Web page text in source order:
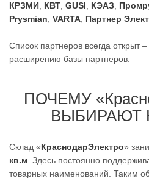
КРЗМИ КВТ GUSI КЭАЗ
Prysmian VARTA Партнер
Список партнеров всегда открыт
расширению базы партнеров.
ПОЧЕМУ
ВЫБИРАЮТ
Склад «КраснодарЭлектро»
кв.м . Здесь постоянно
товарных наименований. Таким